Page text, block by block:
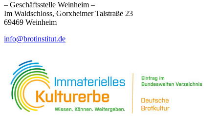
– Geschäftsstelle Weinheim –
Im Waldschloss, Gorxheimer Talstraße 23
69469 Weinheim
info@brotinstitut.de